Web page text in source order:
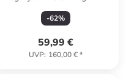
Gelb
-62%
59,99 €
UVP: 160,00 €*